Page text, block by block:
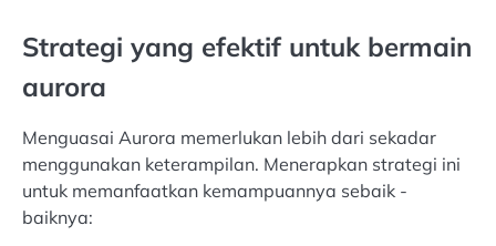
Strategi yang efektif untuk bermain
aurora
Menguasai Aurora memerlukan lebih dari sekadar
menggunakan keterampilan. Menerapkan strategi ini
untuk memanfaatkan kemampuannya sebaik -
baiknya: